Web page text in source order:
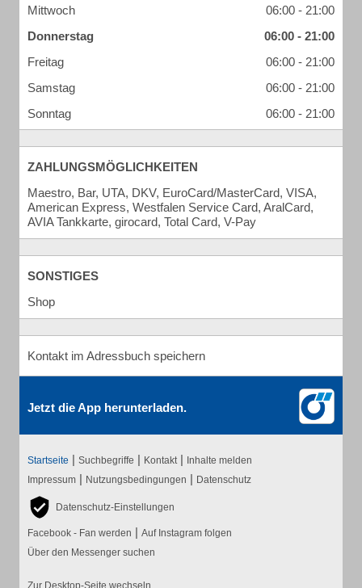
Mittwoch
06:00 - 21:00
Donnerstag
06:00 - 21:00
Freitag
06:00 - 21:00
Samstag
06:00 - 21:00
Sonntag
06:00 - 21:00
ZAHLUNGSMÖGLICHKEITEN
Maestro, Bar, UTA, DKV, EuroCard/MasterCard, VISA,
American Express, Westfalen Service Card, AralCard,
AVIA Tankkarte, girocard, Total Card, V-Pay
SONSTIGES
Shop
Kontakt im Adressbuch speichern
Jetzt die App herunterladen.
Startseite | Suchbegriffe | Kontakt | Inhalte melden
Impressum | Nutzungsbedingungen | Datenschutz
Datenschutz-Einstellungen
Facebook - Fan werden | Auf Instagram folgen
Über den Messenger suchen
Zur Desktop-Seite wechseln